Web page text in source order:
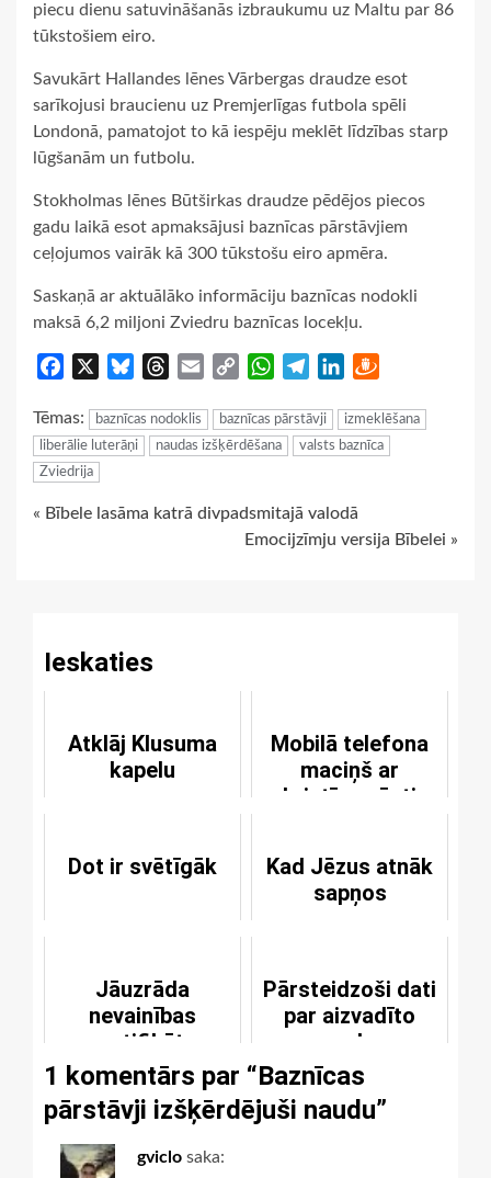
piecu dienu satuvināšanās izbraukumu uz Maltu par 86
tūkstošiem eiro.
Savukārt Hallandes lēnes Vārbergas draudze esot
sarīkojusi braucienu uz Premjerlīgas futbola spēli
Londonā, pamatojot to kā iespēju meklēt līdzības starp
lūgšanām un futbolu.
Stokholmas lēnes Būtširkas draudze pēdējos piecos
gadu laikā esot apmaksājusi baznīcas pārstāvjiem
ceļojumos vairāk kā 300 tūkstošu eiro apmēra.
Saskaņā ar aktuālāko informāciju baznīcas nodokli
maksā 6,2 miljoni Zviedru baznīcas locekļu.
Facebook BlueskyThreads
Email
Copy
WhatsApp
TelegramLinkedIn
Tēmas: baznīcas nodoklis baznīcas pārstāvji
izmeklēšana
liberālie luterāņi
naudas izšķērdēšana
valsts baznīca
Zviedrija
Continue
« Bībele lasāma katrā divpadsmitajā valodā
Emocijzīmju versija Bībelei »
Ieskaties
Atklāj Klusuma
kapelu
Mobilā telefona
maciņš ar
kristīgu vēsti
Dot ir svētīgāk
Kad Jēzus atnāk
sapņos
Jāuzrāda
nevainības
sertifikāts
Pārsteidzoši dati
par aizvadīto
gadu
1 komentārs par “Baznīcas
pārstāvji izšķērdējuši naudu”
gviclo saka: